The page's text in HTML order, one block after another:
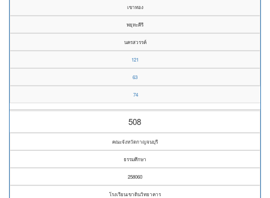
เขาทอง
พยุหะคีรี
นครสวรรค์
121
63
74
508
คณะจังหวัดกาญจนบุรี
ธรรมศึกษา
258060
โรงเรียนเขาดินวิทยาคาร